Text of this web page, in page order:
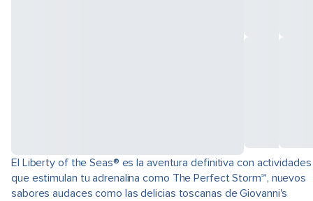
El Liberty of the Seas® es la aventura definitiva con actividades
que estimulan tu adrenalina como The Perfect Storm℠, nuevos
sabores audaces como las delicias toscanas de Giovanni's